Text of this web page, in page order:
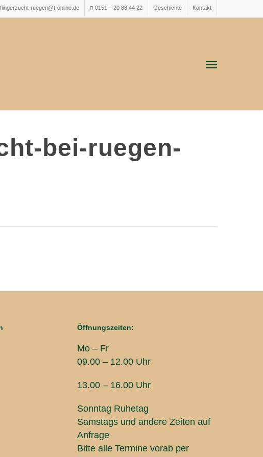
ruegen@t-online.de 0151 – 20 88 44 22 Geschichte Kontakt
Menu
bei-ruegen-
Öffnungszeiten:
Mo – Fr
09.00 – 12.00 Uhr
13.00 – 16.00 Uhr
Sonntag Ruhetag
Samstags und andere Zeiten auf
Anfrage
Bitte alle Termine vorab per